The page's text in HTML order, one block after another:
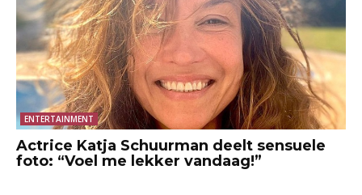
ENTERTAINMENT
Actrice Katja Schuurman deelt sensuele
foto: “Voel me lekker vandaag!”